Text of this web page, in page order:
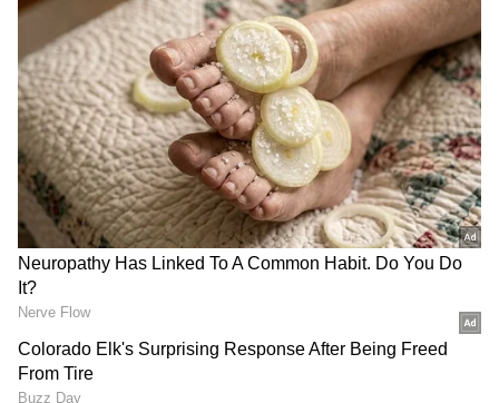
2. வரும் 26ம் தேதி 5ஜி அலைக்கற்றை
ஏலம் நடக்கிறது.
LATEST VIDEOS
தமிழ்நாடு சட்டமன்ற நிகழ்வுகள்:
மனிதநேய மக்கள் கட்சி எம்.எல்.ஏ
ஜவாஹிருல்லா பரபரப்பு பேட்டி
தமிழ்நாடு பட்ஜெட் கூட்டத்தொடர்: